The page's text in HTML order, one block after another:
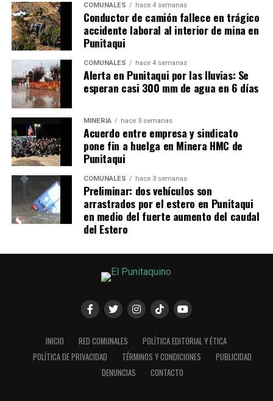
COMUNALES hace 4 semanas
Conductor de camión fallece en trágico
accidente laboral al interior de mina en
Punitaqui
COMUNALES hace 4 semanas
Alerta en Punitaqui por las lluvias: Se
esperan casi 300 mm de agua en 6 días
MINERÍA hace 3 semanas
Acuerdo entre empresa y sindicato
pone fin a huelga en Minera HMC de
Punitaqui
COMUNALES hace 3 semanas
Preliminar: dos vehículos son
arrastrados por el estero en Punitaqui
en medio del fuerte aumento del caudal
del Estero
INICIO RED COMUNALES
POLÍTICA EDITORIAL Y ÉTICA
POLÍTICA DE PRIVACIDAD
TÉRMINOS Y CONDICIONES
PUBLICIDAD
DENUNCIAS
CONTACTO